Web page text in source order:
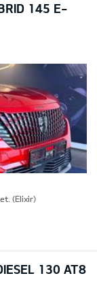
145 E-
(Elixir)
130 AT8